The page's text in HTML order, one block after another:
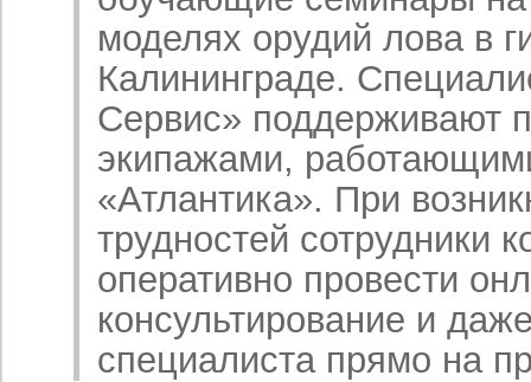
моделях орудий лова в
Калининграде.
Сервис» поддерживают
экипажами,
«Атлантика». При
трудностей сотрудники
оперативно провести
консультирование и
специалиста прямо на